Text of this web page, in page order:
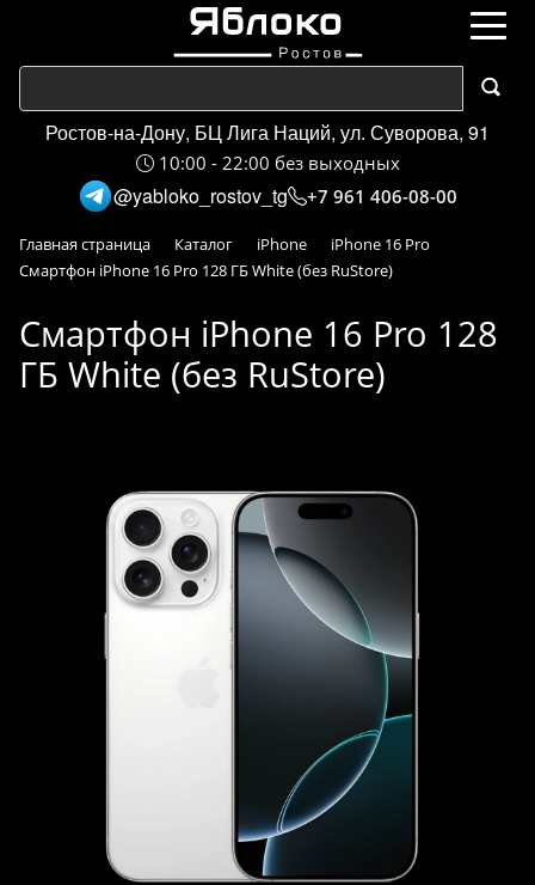
Ростов-на-Дону, БЦ Лига Наций, ул. Суворова, 91
10:00 - 22:00 без выходных
@yabloko_rostov_tg +7 961 406-08-00
Главная страница Каталог iPhone
iPhone 16 Pro
Смартфон iPhone 16 Pro 128 ГБ White (без RuStore)
Смартфон iPhone 16 Pro 128
ГБ White (без RuStore)